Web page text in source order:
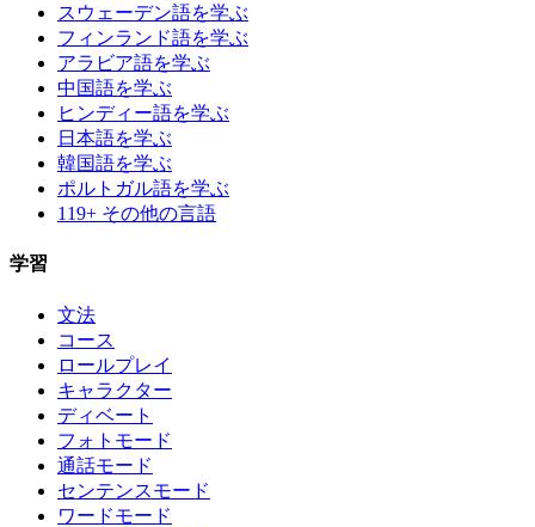
スウェーデン語を学ぶ
フィンランド語を学ぶ
アラビア語を学ぶ
中国語を学ぶ
ヒンディー語を学ぶ
日本語を学ぶ
韓国語を学ぶ
ポルトガル語を学ぶ
119+ その他の言語
学習
文法
コース
ロールプレイ
キャラクター
ディベート
フォトモード
通話モード
センテンスモード
ワードモード